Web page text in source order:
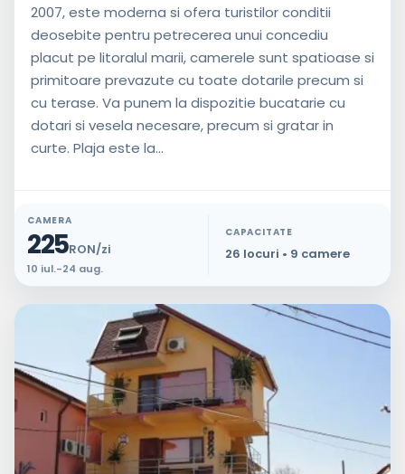
2007, este moderna si ofera turistilor conditii
deosebite pentru petrecerea unui concediu
placut pe litoralul marii, camerele sunt spatioase si
primitoare prevazute cu toate dotarile precum si
cu terase. Va punem la dispozitie bucatarie cu
dotari si vesela necesare, precum si gratar in
curte. Plaja este la...
CAMERA
225RON/zi
10 iul.-24 aug.
CAPACITATE
26 locuri • 9 camere